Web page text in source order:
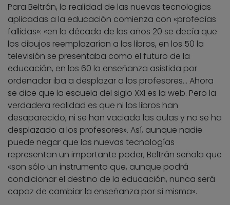
Para Beltrán, la realidad de las nuevas tecnologías
aplicadas a la educación comienza con «profecías
fallidas»: «en la década de los años 20 se decía que
los dibujos reemplazarían a los libros, en los 50 la
televisión se presentaba como el futuro de la
educación, en los 60 la enseñanza asistida por
ordenador iba a desplazar a los profesores… Ahora
se dice que la escuela del siglo XXI es la web. Pero la
verdadera realidad es que ni los libros han
desaparecido, ni se han vaciado las aulas y no se ha
desplazado a los profesores». Así, aunque nadie
puede negar que las nuevas tecnologías
representan un importante poder, Beltrán señala que
«son sólo un instrumento que, aunque podrá
condicionar el destino de la educación, nunca será
capaz de cambiar la enseñanza por sí misma».